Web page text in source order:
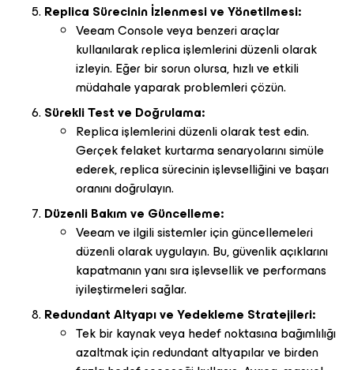
Replica Sürecinin İzlenmesi ve Yönetilmesi:
Veeam Console veya benzeri araçlar
kullanılarak replica işlemlerini düzenli olarak
izleyin. Eğer bir sorun olursa, hızlı ve etkili
müdahale yaparak problemleri çözün.
Sürekli Test ve Doğrulama:
Replica işlemlerini düzenli olarak test edin.
Gerçek felaket kurtarma senaryolarını simüle
ederek, replica sürecinin işlevselliğini ve başarı
oranını doğrulayın.
Düzenli Bakım ve Güncelleme:
Veeam ve ilgili sistemler için güncellemeleri
düzenli olarak uygulayın. Bu, güvenlik açıklarını
kapatmanın yanı sıra işlevsellik ve performans
iyileştirmeleri sağlar.
Redundant Altyapı ve Yedekleme Stratejileri:
Tek bir kaynak veya hedef noktasına bağımlılığı
azaltmak için redundant altyapılar ve birden